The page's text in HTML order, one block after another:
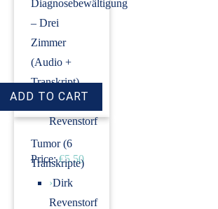
Diagnosebewältigung
– Drei
Zimmer
(Audio +
Transkript)
›Dirk
Revenstorf
Price: €5.50
Tumor (6
Transkripte)
›Dirk
Revenstorf